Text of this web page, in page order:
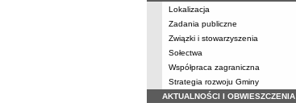
Lokalizacja
Zadania publiczne
Związki i stowarzyszenia
Sołectwa
Współpraca zagraniczna
Strategia rozwoju Gminy
AKTUALNOŚCI I OBWIESZCZENIA